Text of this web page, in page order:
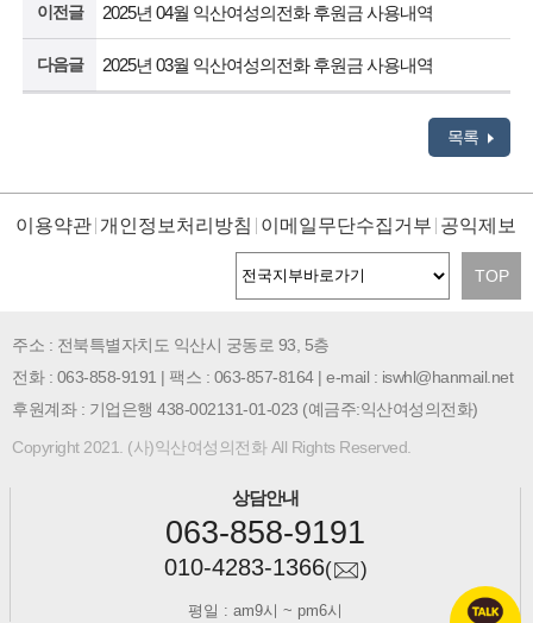
이전글 2025년 04월 익산여성의전화 후원금 사용내역
다음글 2025년 03월 익산여성의전화 후원금 사용내역
목록
이용약관 개인정보처리방침 이메일무단수집거부 공익제보
TOP
주소 : 전북특별자치도 익산시 궁동로 93, 5층
전화 : 063-858-9191 | 팩스 : 063-857-8164 | e-mail : iswhl@hanmail.net
후원계좌 : 기업은행 438-002131-01-023 (예금주:익산여성의전화)
Copyright 2021. (사)익산여성의전화 All Rights Reserved.
상담안내
063-858-9191
010-4283-1366( )
평일 : am9시 ~ pm6시